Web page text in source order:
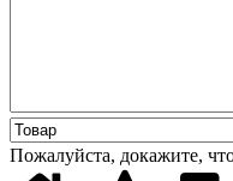
Пожалуйста, докажите,